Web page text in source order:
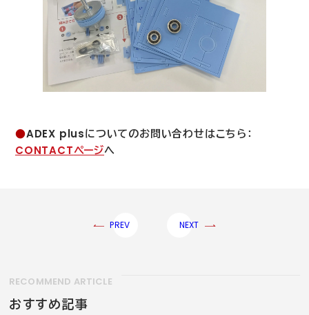
●ADEX plusについてのお問い合わせはこちら：
CONTACTページへ
PREV NEXT
RECOMMEND ARTICLE
おすすめ記事